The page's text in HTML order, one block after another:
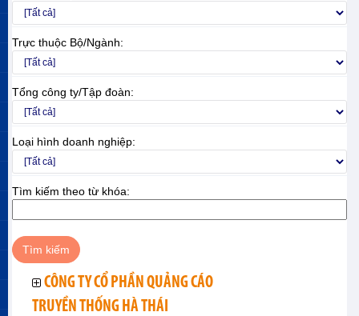
Trực thuộc Bộ/Ngành:
Tổng công ty/Tập đoàn:
Loại hình doanh nghiệp:
Tìm kiếm theo từ khóa:
CÔNG TY CỔ PHẦN QUẢNG CÁO
TRUYỀN THỐNG HÀ THÁI